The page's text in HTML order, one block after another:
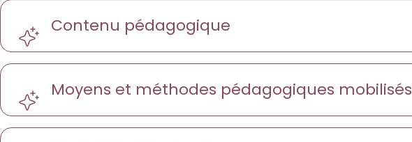
Contenu pédagogique
Moyens et méthodes pédagogiques mobilisés